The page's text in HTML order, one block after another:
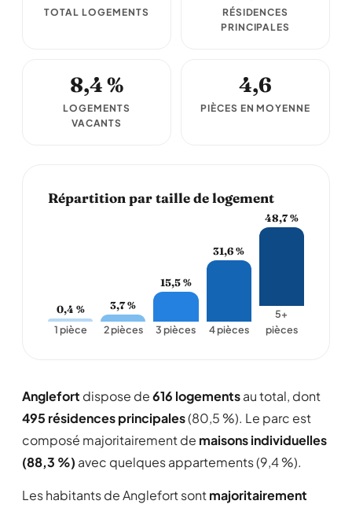
TOTAL LOGEMENTS
RÉSIDENCES
PRINCIPALES
8,4 %
LOGEMENTS
VACANTS
4,6
PIÈCES EN MOYENNE
Répartition par taille de logement
0,4 %
1 pièce
3,7 %
2 pièces
15,5 %
3 pièces
31,6 %
4 pièces
48,7 %
5+
pièces
Anglefort dispose de616 logementsau total, dont
495 résidences principales(80,5 %). Le parc est
composé majoritairement de maisons individuelles
(88,3 %) avec quelques appartements (9,4 %).
Les habitants de Anglefort sontmajoritairement